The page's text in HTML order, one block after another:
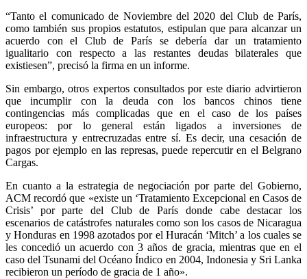
“Tanto el comunicado de Noviembre del 2020 del Club de París,
como también sus propios estatutos, estipulan que para alcanzar un
acuerdo con el Club de París se debería dar un tratamiento
igualitario con respecto a las restantes deudas bilaterales que
existiesen”, precisó la firma en un informe.
Sin embargo, otros expertos consultados por este diario advirtieron
que incumplir con la deuda con los bancos chinos tiene
contingencias más complicadas que en el caso de los países
europeos: por lo general están ligados a inversiones de
infraestructura y entrecruzadas entre sí. Es decir, una cesación de
pagos por ejemplo en las represas, puede repercutir en el Belgrano
Cargas.
En cuanto a la estrategia de negociación por parte del Gobierno,
ACM recordó que «existe un ‘Tratamiento Excepcional en Casos de
Crisis’ por parte del Club de París donde cabe destacar los
escenarios de catástrofes naturales como son los casos de Nicaragua
y Honduras en 1998 azotados por el Huracán ‘Mitch’ a los cuales se
les concedió un acuerdo con 3 años de gracia, mientras que en el
caso del Tsunami del Océano Índico en 2004, Indonesia y Sri Lanka
recibieron un período de gracia de 1 año».